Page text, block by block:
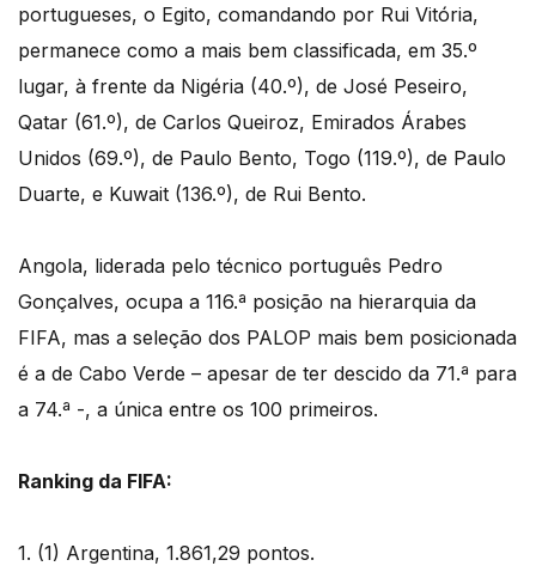
portugueses, o Egito, comandando por Rui Vitória,
permanece como a mais bem classificada, em 35.º
lugar, à frente da Nigéria (40.º), de José Peseiro,
Qatar (61.º), de Carlos Queiroz, Emirados Árabes
Unidos (69.º), de Paulo Bento, Togo (119.º), de Paulo
Duarte, e Kuwait (136.º), de Rui Bento.
Angola, liderada pelo técnico português Pedro
Gonçalves, ocupa a 116.ª posição na hierarquia da
FIFA, mas a seleção dos PALOP mais bem posicionada
é a de Cabo Verde – apesar de ter descido da 71.ª para
a 74.ª -, a única entre os 100 primeiros.
Ranking da FIFA:
1. (1) Argentina, 1.861,29 pontos.